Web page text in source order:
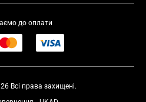
до оплати
Всі права захищені.